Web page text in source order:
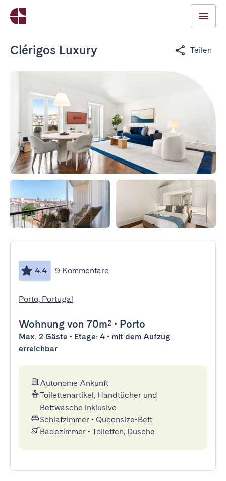
Clérigos Luxury Teilen
4.4 9 Kommentare
Porto, Portugal
Wohnung von 70m² • Porto
Max. 2 Gäste • Etage: 4 • mit dem Aufzug
erreichbar
Autonome Ankunft
Toilettenartikel, Handtücher und
Bettwäsche inklusive
Schlafzimmer • Queensize-Bett
Badezimmer • Toiletten, Dusche